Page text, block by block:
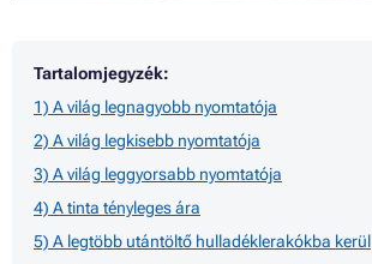
Tartalomjegyzék:
1) A világ legnagyobb nyomtatója
2) A világ legkisebb nyomtatója
3) A világ leggyorsabb nyomtatója
4) A tinta tényleges ára
5) A legtöbb utántöltő hulladéklerakókba kerül